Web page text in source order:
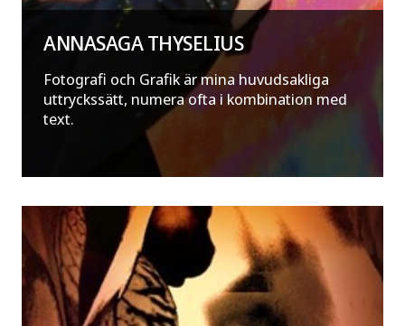
ANNASAGA THYSELIUS
Fotografi och Grafik är mina huvudsakliga
uttryckssätt, numera ofta i kombination med
text.